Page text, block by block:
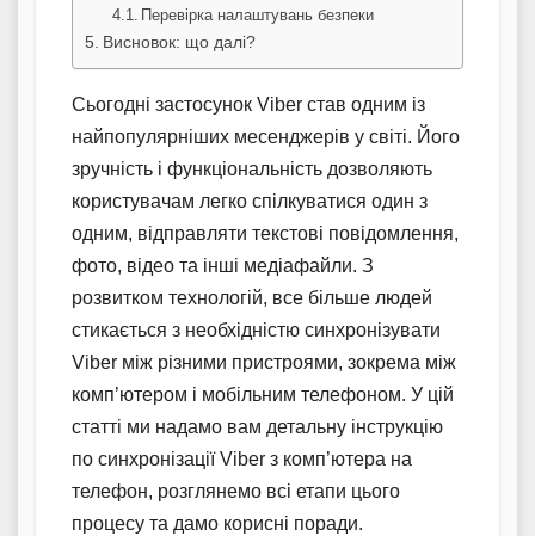
Перевірка налаштувань безпеки
Висновок: що далі?
Сьогодні застосунок Viber став одним із
найпопулярніших месенджерів у світі. Його
зручність і функціональність дозволяють
користувачам легко спілкуватися один з
одним, відправляти текстові повідомлення,
фото, відео та інші медіафайли. З
розвитком технологій, все більше людей
стикається з необхідністю синхронізувати
Viber між різними пристроями, зокрема між
комп’ютером і мобільним телефоном. У цій
статті ми надамо вам детальну інструкцію
по синхронізації Viber з комп’ютера на
телефон, розглянемо всі етапи цього
процесу та дамо корисні поради.